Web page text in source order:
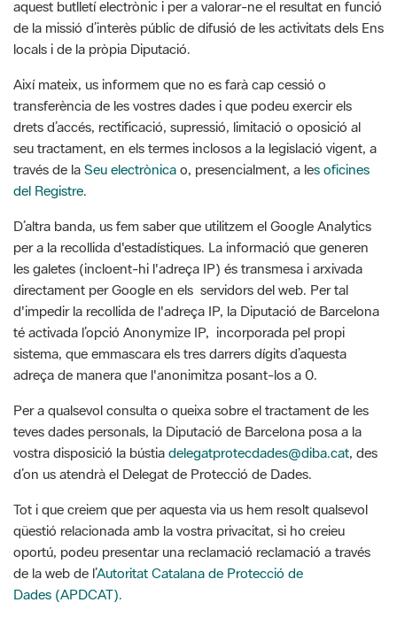
aquest butlletí electrònic i per a valorar-ne el resultat en funció
de la missió d’interès públic de difusió de les activitats dels Ens
locals i de la pròpia Diputació.
Així mateix, us informem que no es farà cap cessió o
transferència de les vostres dades i que podeu exercir els
drets d’accés, rectificació, supressió, limitació o oposició al
seu tractament, en els termes inclosos a la legislació vigent, a
través de la Seu electrònica o, presencialment, a les oficines
del Registre.
D’altra banda, us fem saber que utilitzem el Google Analytics
per a la recollida d'estadístiques. La informació que generen
les galetes (incloent-hi l'adreça IP) és transmesa i arxivada
directament per Google en els servidors del web. Per tal
d'impedir la recollida de l'adreça IP, la Diputació de Barcelona
té activada l’opció Anonymize IP, incorporada pel propi
sistema, que emmascara els tres darrers dígits d’aquesta
adreça de manera que l'anonimitza posant-los a 0.
Per a qualsevol consulta o queixa sobre el tractament de les
teves dades personals, la Diputació de Barcelona posa a la
vostra disposició la bústia delegatprotecdades@diba.cat, des
d’on us atendrà el Delegat de Protecció de Dades.
Tot i que creiem que per aquesta via us hem resolt qualsevol
qüestió relacionada amb la vostra privacitat, si ho creieu
oportú, podeu presentar una reclamació reclamació a través
de la web de l’Autoritat Catalana de Protecció de
Dades (APDCAT).